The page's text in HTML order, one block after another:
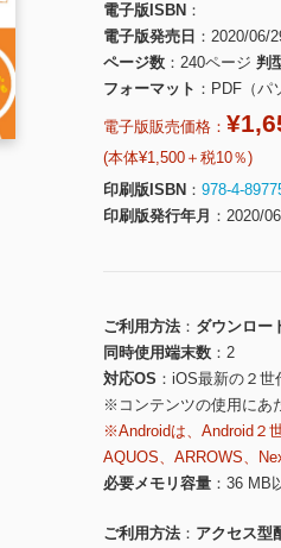
電子版ISBN
電子版発売日
2020/06/
ページ数
240ページ 判
フォーマット
PDF（パ
電子版販売価格：
(本体¥1,500＋税10％)
印刷版ISBN
978-4-
印刷版発行年月
2020/06
ご利用方法
ダウンロー
同時使用端末数
2
対応OS
iOS最新の２世
※コンテンツの使用にあ
※Androidは、Android２
AQUOS、ARROWS、
必要メモリ容量
36 MB
ご利用方法
アクセス型